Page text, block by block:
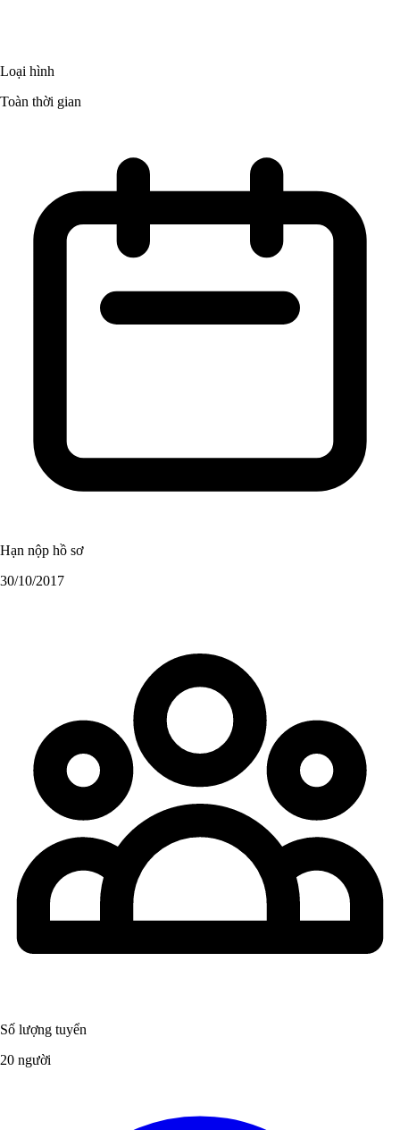
Loại hình
Toàn thời gian
Hạn nộp hồ sơ
30/10/2017
Số lượng tuyển
20 người